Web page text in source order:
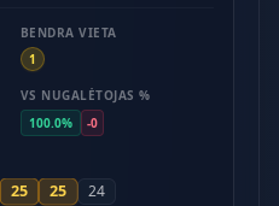
BENDRA VIETA
1
VS NUGALĖTOJAS %
100.0%
-0
25 25 24